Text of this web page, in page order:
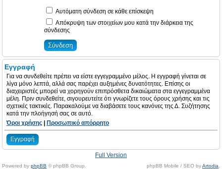
Αυτόματη σύνδεση σε κάθε επίσκεψη
Απόκρυψη των στοιχείων μου κατά την διάρκεια της
σύνδεσης
Εγγραφή
Για να συνδεθείτε πρέπει να είστε εγγεγραμμένο μέλος. Η εγγραφή γίνεται σε
λίγα μόνο λεπτά, αλλά σας παρέχει αυξημένες δυνατότητες. Επίσης οι
διαχειριστές μπορεί να χορηγούν επιπρόσθετα δικαιώματα στα εγγεγραμμένα
μέλη. Πριν συνδεθείτε, σιγουρευτείτε ότι γνωρίζετε τους όρους χρήσης και τις
σχετικές τακτικές. Παρακαλούμε να διαβάσετε τους κανόνες της Δ. Συζήτησης
κατά την πλοήγησή σας σε αυτό.
Όροι χρήσης
Προσωπικό απόρρητο
Εγγραφή
Full Version
Powered by phpBB © phpBB Group. phpBB Mobile / SEO byArtodia